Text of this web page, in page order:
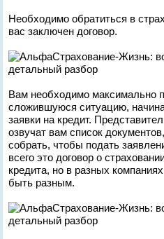
Необходимо обратиться в
вас заключен договор.
Вам необходимо максимально
сложившуюся ситуацию,
заявки на кредит.
озвучат вам список
собрать, чтобы подать
всего это договор о
кредита, но в разных
быть разным.